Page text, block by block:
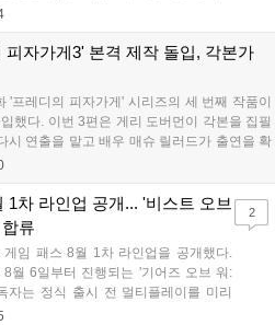
라 조정, 텍스트 확대, 스토리 템포 개
지속적인 업데이트를 약속한 이번 조
킬 수 있을지 주목된다....
피자가게3' 본격 제작 돌입, 각본가
'프레디의 피자가게' 시리즈의 세 번째 작품이
했다. 이번 3편은 게리 도버먼이 각본을 집필
시 연출을 맡고 배우 매슈 릴러드가 출연을 확
와 유니버설 픽처스가 담당한다. 다만 조시
의 공식 발표를 통해 세부 사항이 공개될 예
1차 라인업 공개... '비스트 오브
류
게임 패스 8월 1차 라인업을 공개했다.
월 6일부터 진행되는 '기어즈 오브 워:
자는 정식 출시 전 멀티플레이를 미리
트 오브 리인카네이션' 등 신작들이 출
2